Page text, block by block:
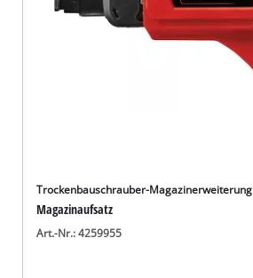
English
Trockenbauschrauber-Magazinerweiterung
Magazinaufsatz
Art.-Nr.: 4259955